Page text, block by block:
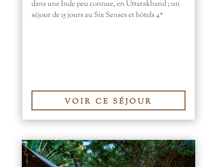
dans une Inde peu connue, en Uttarakhand ; un
séjour de 15 jours au Six Senses et hôtels 4*
VOIR CE SÉJOUR